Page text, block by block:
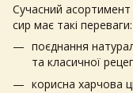
Сучасний
сир має такі переваги:
поєднання
та класичної
корисна харчова